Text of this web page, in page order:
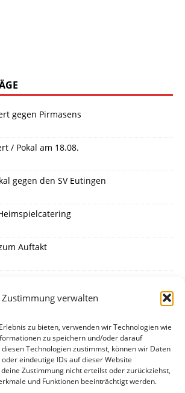
Zustimmung verwalten
zu bieten, verwenden wir Technologien wie
zu speichern und/oder darauf
Technologien zustimmst, können wir Daten
eindeutige IDs auf dieser Website
Zustimmung nicht erteilst oder zurückziehst,
und Funktionen beeinträchtigt werden.
gegen Pirmasens
/ Pokal am 18.08.
gegen den SV Eutingen
Auftakt
89+1